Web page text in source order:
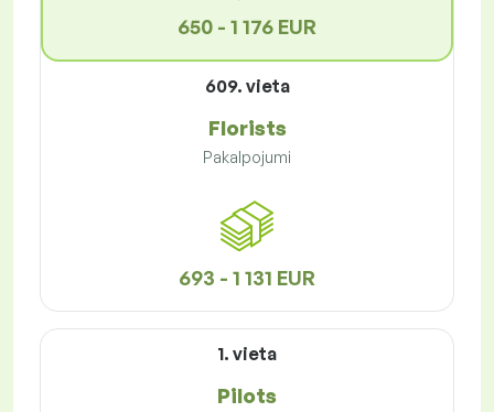
650 - 1 176 EUR
609. vieta
Florists
Pakalpojumi
693 - 1 131 EUR
1. vieta
Pilots